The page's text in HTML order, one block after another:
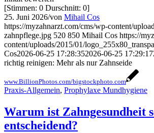
[Stimmen: 0 Durschnitt: 0]
25. Juni 2026/von Mihail Cos
https://myzahnarzt.com/cms/wp-content/
zahnpflege.jpg 520 850 Mihail Cos https://
content/uploads/2015/01/
Cos2026-06-25 17:28:352026-06-25 17:29:17
richtig reinigen: Mehr als nur Zahnseide
www.BillionPhotos.com/bigstockphoto.com
Praxis-Allgemein, Prophylaxe Mundhygiene
Warum ist Zahngesundheit
entscheidend?